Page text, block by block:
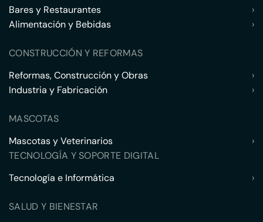
Bares y Restaurantes
›
Alimentación y Bebidas
›
CONSTRUCCIÓN Y REFORMAS
Reformas, Construcción y Obras
›
Industria y Fabricación
›
MASCOTAS
Mascotas y Veterinarios
›
TECNOLOGÍA Y SOPORTE DIGITAL
Tecnología e Informática
›
SALUD Y BIENESTAR